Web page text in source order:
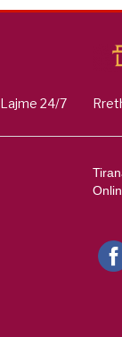
Lajme 24/7